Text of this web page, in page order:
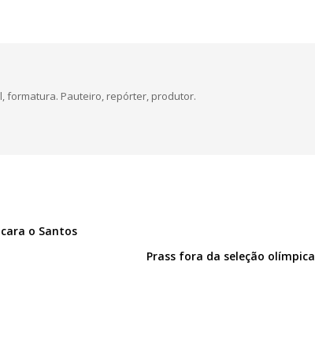
formatura. Pauteiro, repórter, produtor.
o Santos
Prass fora da seleção olímpica